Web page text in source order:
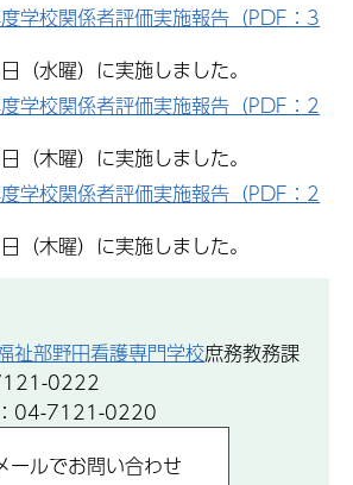
学校関係者評価実施報告（PDF：3
（水曜）に実施しました。
学校関係者評価実施報告（PDF：2
（木曜）に実施しました。
学校関係者評価実施報告（PDF：2
（木曜）に実施しました。
祉部野田看護専門学校庶務教務課
0222
04-7121-0220